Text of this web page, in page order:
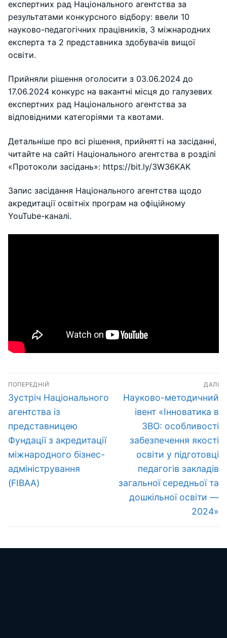
експертних рад Національного агентства за
результатами конкурсного відбору: ввели 10
науково-педагогічних працівників, 3 міжнародних
експерта та 2 представника здобувачів вищої
освіти.
Прийняли рішення оголосити з 03.06.2024 до
17.06.2024 конкурс на вакантні місця до галузевих
експертних рад Національного агентства за
відповідними категоріями та квотами.
Детальніше про всі рішення, прийнятті на засіданні,
читайте на сайті Національного агентства в розділі
«Протоколи засідань»: https://bit.ly/3W36KAK
Запис засідання Національного агентства щодо
акредитації освітніх програм на офіційному
YouTube-каналі.
Навігація
записів
ПОПЕРЕДНІЙ
Попередній
запис:
Зустріч Національного
агентства із
представницею
Фундації з акредитації
міжнародного бізнес-
адміністрування
(FIBAA)
ДАЛІ
Наступний
запис:
Науково-методичний
івент «Інноватика в
ЗВО: особливості
забезпечення якості
освіти у підготовці
педагогів закладів
загальної середньої та
дошкільної освіти —
2024»